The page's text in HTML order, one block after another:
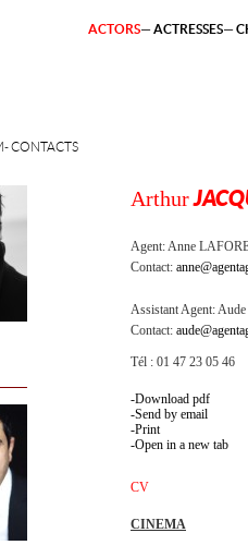
CONTACTS
ACTORS ACTRESSES
Arthur
Agent:Anne
Contact:
Assistant Agent:Aude
Contact:
Tél : 01 47 23 05 46
Download pdf
Send by email
Print
Open in a new tab
CV
CINEMA